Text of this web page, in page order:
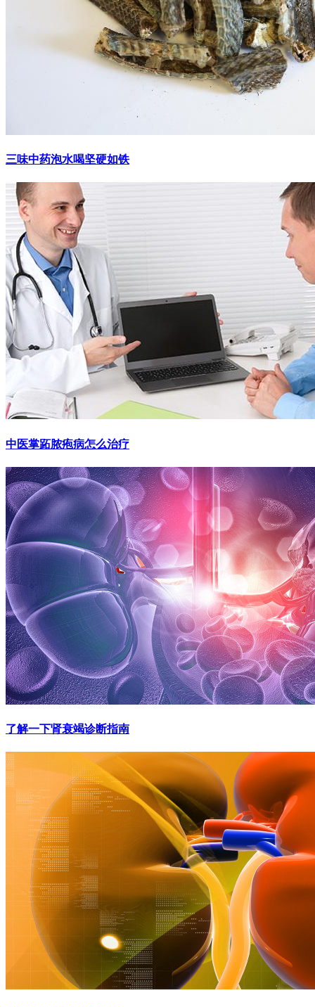
三味中药泡水喝坚硬如铁
中医掌跖脓疱病怎么治疗
了解一下肾衰竭诊断指南